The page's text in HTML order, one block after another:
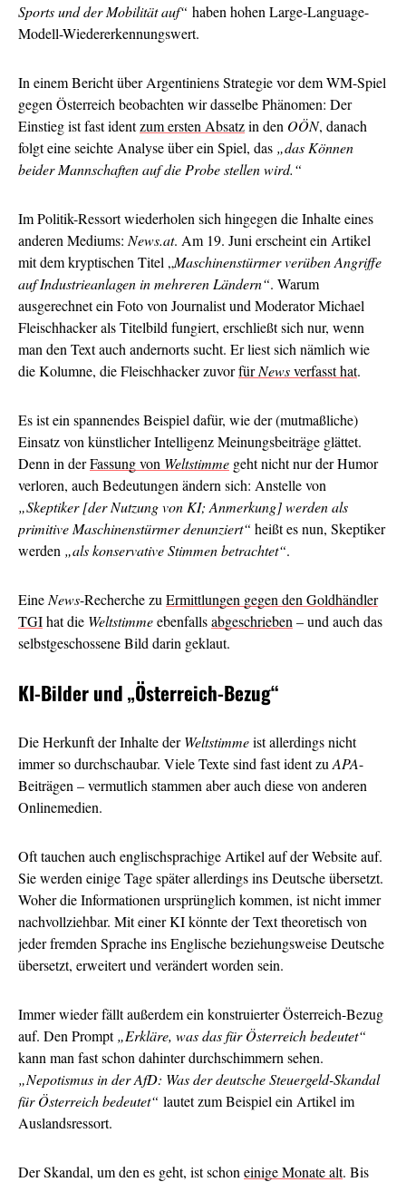
Sports und der Mobilität auf“ haben hohen Large-Language-
Modell-Wiedererkennungswert.
In einem Bericht über Argentiniens Strategie vor dem WM-Spiel
gegen Österreich beobachten wir dasselbe Phänomen: Der
Einstieg ist fast identzum ersten Absatzin den OÖN, danach
folgt eine seichte Analyse über ein Spiel, das „das Können
beider Mannschaften auf die Probe stellen wird.“
Im Politik-Ressort wiederholen sich hingegen die Inhalte eines
anderen Mediums: News.at. Am 19. Juni erscheint ein Artikel
mit dem kryptischen Titel „Maschinenstürmer verüben Angriffe
auf Industrieanlagen in mehreren Ländern“. Warum
ausgerechnet ein Foto von Journalist und Moderator Michael
Fleischhacker als Titelbild fungiert, erschließt sich nur, wenn
man den Text auch andernorts sucht. Er liest sich nämlich wie
die Kolumne, die Fleischhacker zuvorfürNewsverfasst hat.
Es ist ein spannendes Beispiel dafür, wie der (mutmaßliche)
Einsatz von künstlicher Intelligenz Meinungsbeiträge glättet.
Denn in derFassung von Weltstimme geht nicht nur der Humor
verloren, auch Bedeutungen ändern sich: Anstelle von
„Skeptiker [der Nutzung von KI; Anmerkung] werden als
primitive Maschinenstürmer denunziert“ heißt es nun, Skeptiker
werden „als konservative Stimmen betrachtet“.
Eine News-Recherche zu Ermittlungen gegen den Goldhändler
TGIhat die Weltstimmeebenfallsabgeschrieben – und auch das
selbstgeschossene Bild darin geklaut.
KI-Bilder und„Österreich-Bezug“
Die Herkunft der Inhalte derWeltstimmeist allerdings nicht
immer so durchschaubar. Viele Texte sind fast ident zu APA-
Beiträgen – vermutlich stammen aber auch diese von anderen
Onlinemedien.
Oft tauchen auch englischsprachige Artikel auf der Website auf.
Sie werden einige Tage später allerdings ins Deutsche übersetzt.
Woher die Informationen ursprünglich kommen, ist nicht immer
nachvollziehbar. Mit einer KI könnte der Text theoretisch von
jeder fremden Sprache ins Englische beziehungsweise Deutsche
übersetzt, erweitert und verändert worden sein.
Immer wieder fällt außerdem ein konstruierter Österreich-Bezug
auf. Den Prompt„Erkläre, was das für Österreich bedeutet“
kann man fast schon dahinter durchschimmern sehen.
„Nepotismus in der AfD: Was der deutsche Steuergeld-Skandal
für Österreich bedeutet“ lautet zum Beispiel ein Artikel im
Auslandsressort.
Der Skandal, um den es geht, ist schon einige Monate alt. Bis